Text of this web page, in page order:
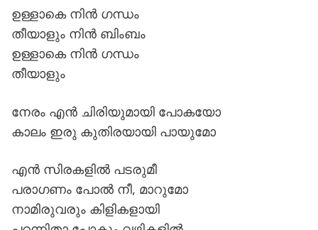
ഉള്ളാകെ നിൻ ഗന്ധം
തീയാളും നിൻ ബിംബം
ഉള്ളാകെ നിൻ ഗന്ധം
തീയാളും
നേരം എൻ ചിരിയുമായി പോകയോ
കാലം ഇരു കുതിരയായി പായുമോ
എൻ സിരകളിൽ പടരുമീ
പരാഗണം പോൽ നീ, മാറുമോ
നാമിരുവരും കിളികളായി